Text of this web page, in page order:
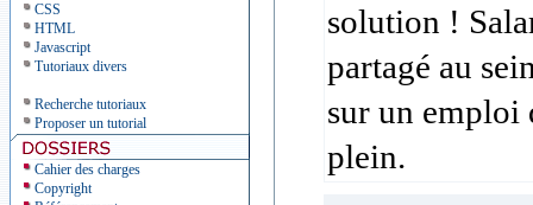
CSS
HTML
Javascript
Tutoriaux divers
Recherche tutoriaux
Proposer un tutorial
Cahier des charges
Copyright
solution !
partagé au
sur un emploi
plein.